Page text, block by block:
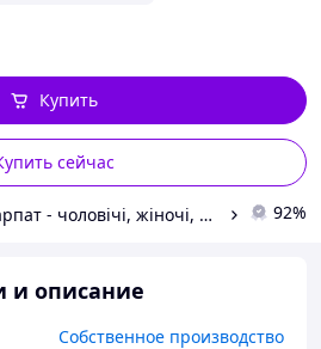
сейчас
Купить
Продавец Скарбниця Карпат - чоловічі, жіночі, дитячі вишиванки, гердани, ручної роботи 92%
и описание
Собственное производство